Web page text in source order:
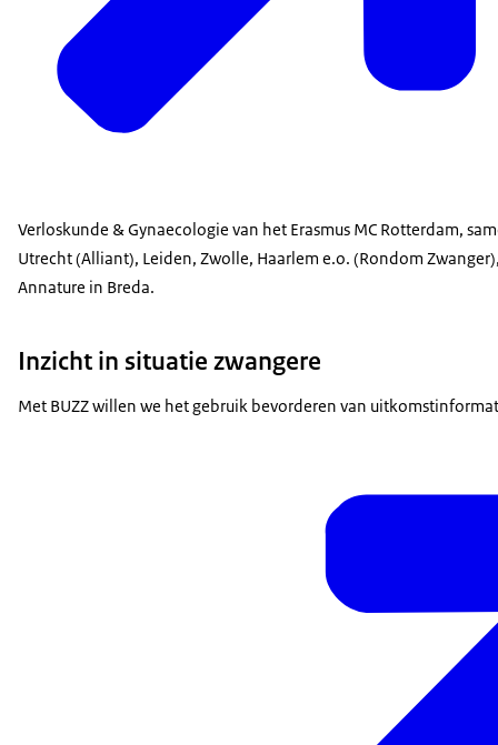
Verloskunde & Gynaecologie van het Erasmus MC Rotterdam,
Utrecht (Alliant), Leiden, Zwolle, Haarlem e.o. (Rondom
Annature in Breda.
Inzicht in situatie zwangere
Met BUZZ willen we het gebruik bevorderen van